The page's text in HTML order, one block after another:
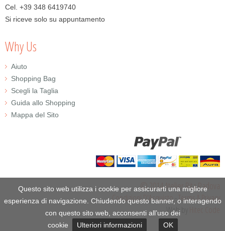
Cel. +39 348 6419740
Si riceve solo su appuntamento
Why Us
Aiuto
Shopping Bag
Scegli la Taglia
Guida allo Shopping
Mappa del Sito
© 2014 Atelier Rita Padova
Condizioni D'Acquisto-Terms & Privacy
Web by
Questo sito web utilizza i cookie per assicurarti una migliore
esperienza di navigazione. Chiudendo questo banner, o interagendo
con questo sito web, acconsenti all’uso dei
cookie
Ulteriori informazioni OK